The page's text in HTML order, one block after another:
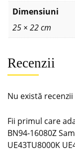
Dimensiuni
25 × 22 cm
Recenzii
Nu există
Fii primul care
BN94-16080Z
UE43TU8000K